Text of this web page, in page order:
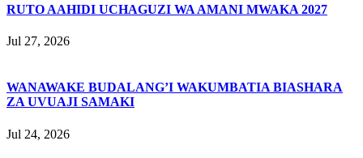
RUTO AAHIDI UCHAGUZI WA AMANI MWAKA 2027
Jul 27, 2026
WANAWAKE BUDALANG’I WAKUMBATIA BIASHARA
ZA UVUAJI SAMAKI
Jul 24, 2026